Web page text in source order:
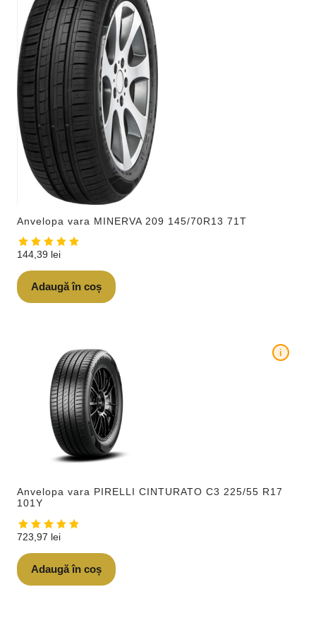
Anvelopa vara MINERVA 209 145/70R13 71T
144,39 lei
Adaugă în coș
Anvelopa vara PIRELLI CINTURATO C3 225/55 R17
101Y
i
723,97 lei
Adaugă în coș